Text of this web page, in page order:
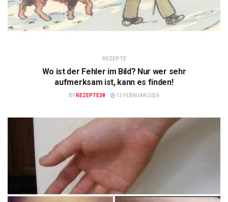
REZEPTE
Wo ist der Fehler im Bild? Nur wer sehr
aufmerksam ist, kann es finden!
BY REZEPTE38 13 FEBRUAR 2026